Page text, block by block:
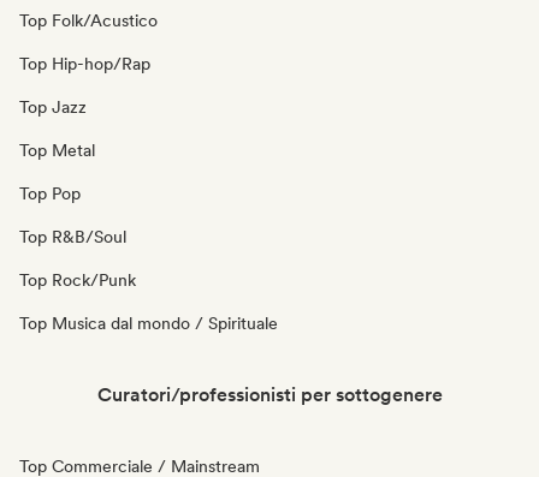
Top Folk/Acustico
Top Hip-hop/Rap
Top Jazz
Top Metal
Top Pop
Top R&B/Soul
Top Rock/Punk
Top Musica dal mondo / Spirituale
Curatori/professionisti per sottogenere
Top Commerciale / Mainstream